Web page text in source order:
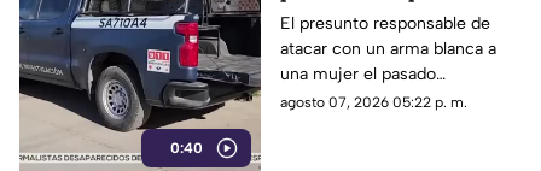
0:40
de atacar con arma
blanca a una mujer en
Los Mochis
El presunto responsable de
atacar con un arma blanca a
una mujer el pasado
miércoles, dentro de una
agosto 07, 2026 05:22 p. m.